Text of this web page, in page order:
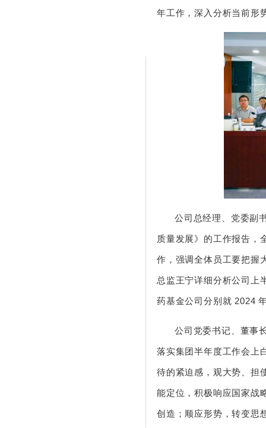
年工作，深入分析当前形
公司总经理、党委副
质量发展》的工作报告，
作，强调全体员工要把握
总监王宁详细分析公司上
药基金公司分别就 2024
公司党委书记、董事
落实集团半年度工作会上
待的紧迫感，观大势、担
能定位，积极响应国家战
创造；顺应形势，转变思